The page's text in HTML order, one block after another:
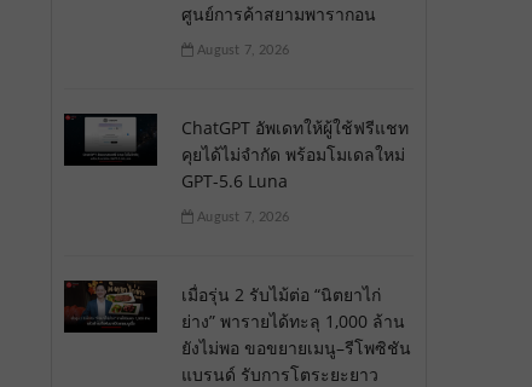
ศูนย์การค้าสยามพารากอน
August 7, 2026
ChatGPT อัพเดทให้ผู้ใช้ฟรีแชท
คุยได้ไม่จำกัด พร้อมโมเดลใหม่
GPT-5.6 Luna
August 7, 2026
เมื่อรุ่น 2 รับไม้ต่อ “นิตยาไก่
ย่าง” พารายได้ทะลุ 1,000 ล้าน
ยังไม่พอ ขอขยายเมนู–รีโพซิชัน
แบรนด์ รับการโตระยะยาว